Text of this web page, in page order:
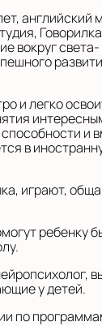
английский
вокруг
и легко
и
в
играют,
ребенку
у детей.
по